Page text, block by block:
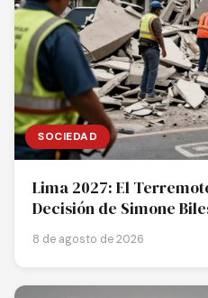
SOCIEDAD
Lima 2027: El
Decisión de Simone
8 de agosto de 2026